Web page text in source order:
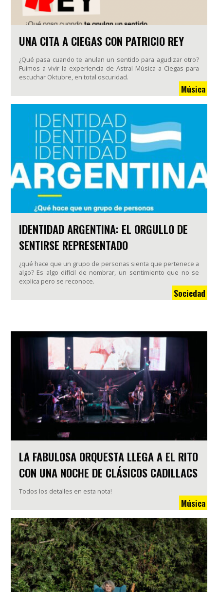
UNA CITA A CIEGAS CON PATRICIO REY
¿Qué pasa cuando te anulan un sentido para agudizar otro?
Fuimos a vivir la experiencia de Astral Música a Ciegas para
escuchar Oktubre, en total oscuridad.
Música
IDENTIDAD ARGENTINA: EL ORGULLO DE
SENTIRSE REPRESENTADO
¿qué hace que un grupo de personas sienta que pertenece a
algo? Es algo difícil de nombrar, un sentimiento que no se
explica pero se reconoce.
Sociedad
LA FABULOSA ORQUESTA LLEGA A EL RITO
CON UNA NOCHE DE CLÁSICOS CADILLACS
Todos los detalles en esta nota!
Música